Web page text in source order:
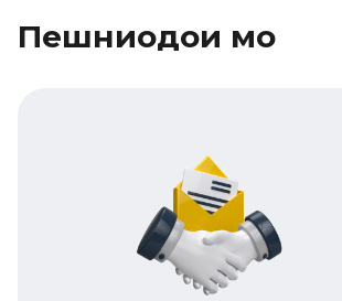
Пешниҳодҳои мо